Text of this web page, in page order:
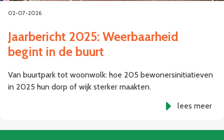
02-07-2026
Jaarbericht 2025: Weerbaarheid
begint in de buurt
Van buurtpark tot woonwolk: hoe 205 bewonersinitiatieven
in 2025 hun dorp of wijk sterker maakten.
lees meer